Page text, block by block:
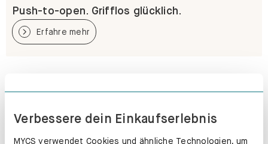
Verbessere dein Einkaufserlebnis
MYCS verwendet Cookies und ähnliche Technologien, um
Push-to-open. Grifflos glücklich.
Erfahre mehr